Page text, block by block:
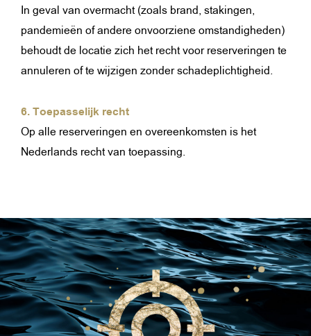
In geval van overmacht (zoals brand, stakingen,
pandemieën of andere onvoorziene omstandigheden)
behoudt de locatie zich het recht voor reserveringen te
annuleren of te wijzigen zonder schadeplichtigheid.
6. Toepasselijk recht
Op alle reserveringen en overeenkomsten is het
Nederlands recht van toepassing.